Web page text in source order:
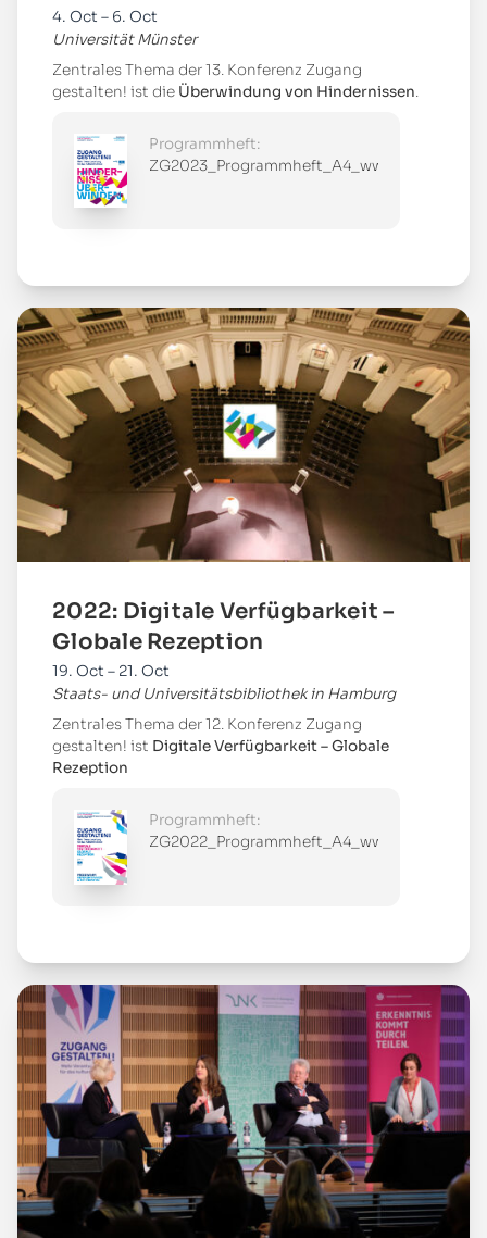
4. Oct – 6. Oct
Universität Münster
Zentrales Thema der 13. Konferenz Zugang
gestalten! ist die Überwindung von Hindernissen.
Programmheft:
ZG2023_Programmheft_A4_www.pdf
2022: Digitale Verfügbarkeit –
Globale Rezeption
19. Oct – 21. Oct
Staats- und Universitätsbibliothek in Hamburg
Zentrales Thema der 12. Konferenz Zugang
gestalten! ist Digitale Verfügbarkeit – Globale
Rezeption
Programmheft:
ZG2022_Programmheft_A4_www.pdf
Mehr
Mehr